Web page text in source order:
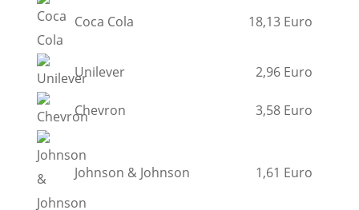
Coca Cola 18,13 Euro
Unilever 2,96 Euro
Chevron 3,58 Euro
Johnson & Johnson 1,61 Euro